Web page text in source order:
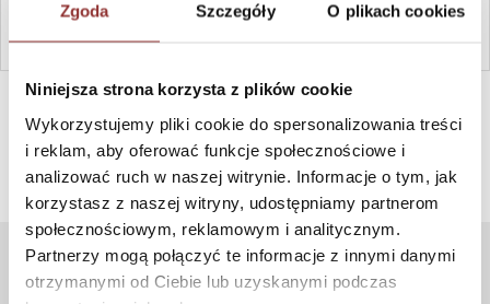
Zgoda Szczegóły O plikach cookies
Niniejsza strona korzysta z plików cookie
Wykorzystujemy pliki cookie do spersonalizowania treści
i reklam, aby oferować funkcje społecznościowe i
analizować ruch w naszej witrynie. Informacje o tym, jak
korzystasz z naszej witryny, udostępniamy partnerom
społecznościowym, reklamowym i analitycznym.
Partnerzy mogą połączyć te informacje z innymi danymi
otrzymanymi od Ciebie lub uzyskanymi podczas
ZAPYTAJ
SZYBKI KONTAKT PN-PT, 8-16, +48 698 291 992, +48 608
ZAKUPY